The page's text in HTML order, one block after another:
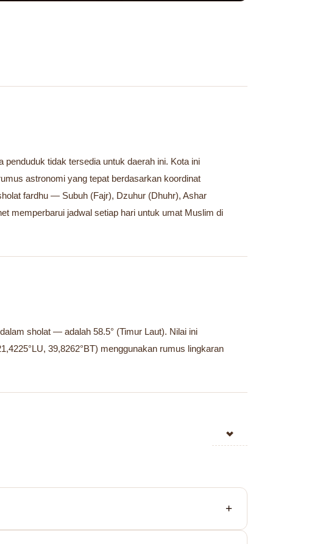
penduduk tidak tersedia untuk daerah ini. Kota ini
astronomi yang tepat berdasarkan koordinat
fardhu — Subuh (Fajr), Dzuhur (Dhuhr), Ashar
memperbarui jadwal setiap hari untuk umat Muslim di
sholat — adalah 58.5° (Timur Laut). Nilai ini
39,8262°BT) menggunakan rumus lingkaran